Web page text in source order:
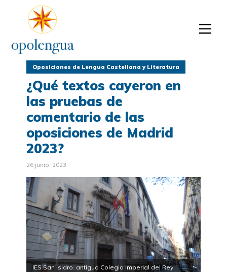
Oposiciones de Lengua Castellana y Literatura
¿Qué textos cayeron en
las pruebas de
comentario de las
oposiciones de Madrid
2023?
26 junio, 2023
IES San Isidro. antiguo Colegio Imperial del Rey,